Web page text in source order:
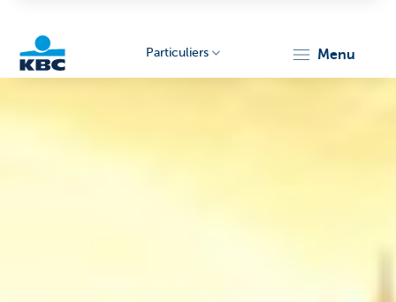
Particuliers menu